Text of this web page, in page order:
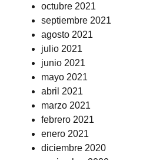
octubre 2021
septiembre 2021
agosto 2021
julio 2021
junio 2021
mayo 2021
abril 2021
marzo 2021
febrero 2021
enero 2021
diciembre 2020